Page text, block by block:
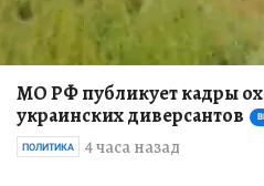
МО РФ публикует кадры
украинских диверсантов
4 часа назад
ПОЛИТИКА